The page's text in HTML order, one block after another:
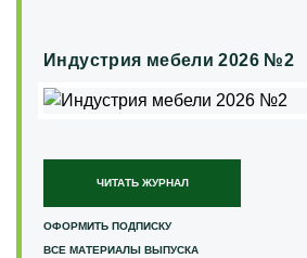
Индустрия мебели 2026 №2
ЧИТАТЬ ЖУРНАЛ
ОФОРМИТЬ ПОДПИСКУ
ВСЕ МАТЕРИАЛЫ ВЫПУСКА